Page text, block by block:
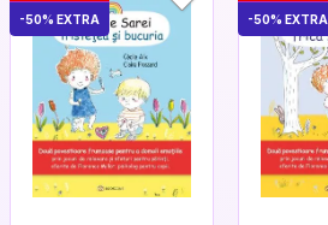
-50% EXTRA -50% EXTRA